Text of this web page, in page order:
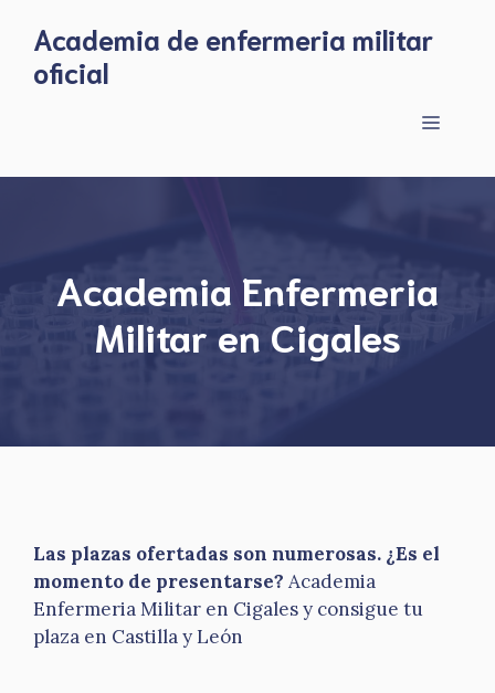
content
Academia de enfermeria militar
oficial
Menu
Academia Enfermeria
Militar en Cigales
Las plazas ofertadas son numerosas. ¿Es el
momento de presentarse? Academia
Enfermeria Militar en Cigales y consigue tu
plaza en Castilla y León